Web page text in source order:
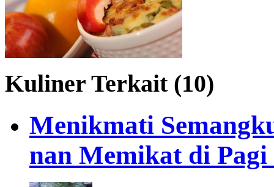
Kuliner Terkait (10)
Menikmati
nan Memikat di